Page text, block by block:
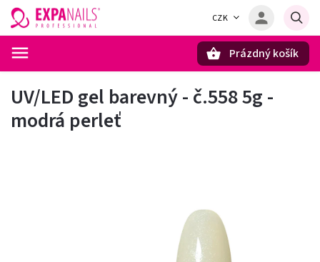
CZK
Prázdný košík
UV/LED gel barevný - č.558 5g -
modrá perleť